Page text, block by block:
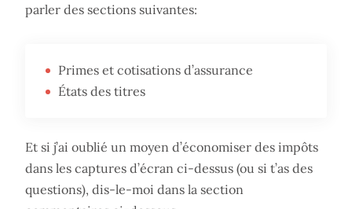
parler des sections suivantes:
Primes et cotisations d’assurance
États des titres
Et si j’ai oublié un moyen d’économiser des impôts
dans les captures d’écran ci-dessus (ou si t’as des
questions), dis-le-moi dans la section